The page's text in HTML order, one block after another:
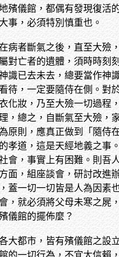
殯儀館，都偶有發現復活
事，必須特別慎重也。
病者斷氣之後，直至大殮
對亡者的遺體，須時時刻
識已去未去，總要當作神
待，一定要隨侍在側。對
化妝，乃至大殮一切過程
，總之，自斷氣至大殮，
原則，應真正做到「隨侍
孝道，這是天經地義之事
會，事實上有困難。則吾
面，組座談會，研討改進
蓋一切一切皆是人為因素
，就必須將父母未寒之屍
儀館的擺佈麼？
大都市，皆有殯儀館之設
的一切行為，不宜太信賴